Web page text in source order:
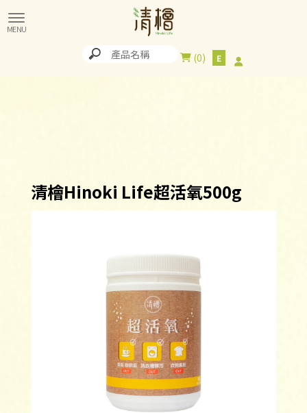
0
清檜Hinoki Life超活氧500g